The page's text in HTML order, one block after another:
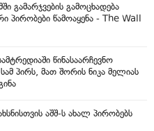
გამარჯვების გამოცხადება
წამოაყენა - The Wall
წინასაარჩევნო
პირს, მათ შორის ნიკა მელიას
აშშ-ს ახალ პირობებს